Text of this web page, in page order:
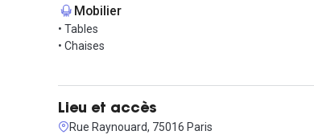
- RER C (arrêt Gare d'avenue du Président Kennedy)
- Bus n°70 (arrêt Raynouard - Ranelagh)
Caution : 3 mois de loyer hors charges hors tva
Mobilier
• Tables
• Chaises
Lieu et accès
Rue Raynouard, 75016 Paris